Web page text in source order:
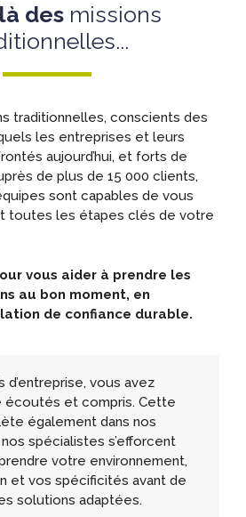
desmissions
traditionnelles, conscients des
les entreprises et leurs
aujourd’hui, et forts de
de plus de 15 000 clients,
sont capables de vous
toutes les étapes clés de votre
vous aider à prendre les
au bon moment, en
de confiance durable.
d’entreprise, vous avez
écoutés et compris. Cette
également dans nos
spécialistes s’efforcent
votre environnement,
et vos spécificités avant de
solutions adaptées.